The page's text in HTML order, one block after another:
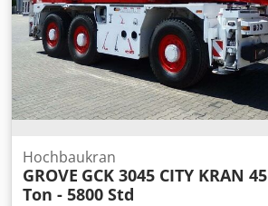
Hochbaukran
GROVE GCK 3045 CITY KRAN 45
Ton - 5800 Std